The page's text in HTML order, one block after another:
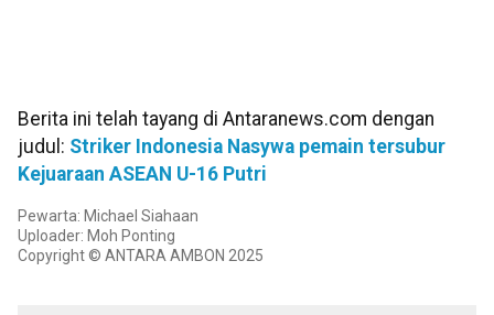
Berita ini telah tayang di Antaranews.com dengan
judul: Striker Indonesia Nasywa pemain tersubur
Kejuaraan ASEAN U-16 Putri
Pewarta: Michael Siahaan
Uploader: Moh Ponting
Copyright © ANTARA AMBON 2025